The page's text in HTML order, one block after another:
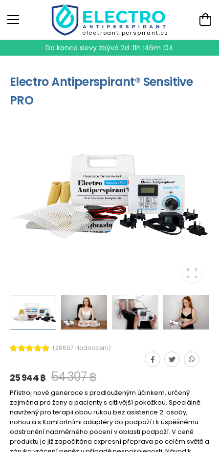
electroantiperspirant.cz
Do konce slevy zbývá2d :11h :46m :03
Electro Antiperspirant® Sensitive
PRO
(28607 Hodnocení)
25 944 ฿ 54 307 ฿
Přístroj nové generace s prodlouženým účinkem, určený
zejména pro ženy a pacienty s citlivější pokožkou. Speciálně
navržený pro terapii obou rukou bez asistence 2. osoby,
nohou a s Komfortními adaptéry do podpaží i k úspěšnému
odstranění nadměrného pocení v oblasti podpaží. V ceně
produktu je již započítána expresní přeprava po celém světě a